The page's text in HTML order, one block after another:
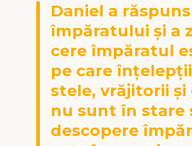
Daniel a
împăratului şi a
cere împăratul
pe care
stele, vrăjitorii
nu sunt în stare
descopere